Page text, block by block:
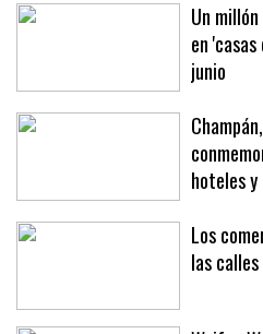
Un
en
junio
hoteles
Los
las